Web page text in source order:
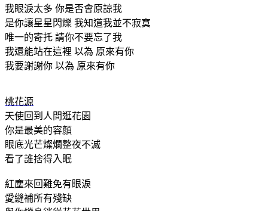
我眼淚太多 你是否會原諒我
是你讓星星閃爍 我知道我並不寂寞
唯一的寄托 請你不要忘了我
我還能站在這裡 以為 原來有你
我要謝謝你 以為 原來有你
桃花源
天使回到人間逛花園
你是最美的容顏
眼底光芒燦爛整夜不滅
看了誰捨得入眠
紅塵來回難免有眼淚
愛縫補所有殘缺